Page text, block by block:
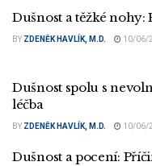
Dušnost a těžké nohy:
BY ZDENĚK HAVLÍK, M.D. 10/06/
Dušnost spolu s
léčba
BY ZDENĚK HAVLÍK, M.D. 10/06/
Dušnost a pocení: